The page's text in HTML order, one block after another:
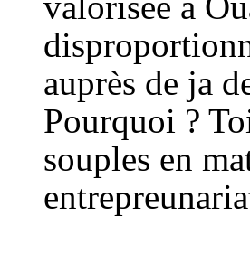
auprès de ja
Pourquoi ?
souples en